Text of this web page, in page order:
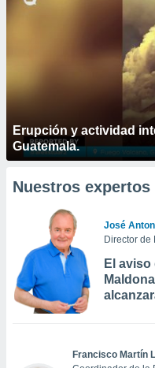
Erupción y actividad
Guatemala.
Nuestros expertos
José
Director de
El
Francisco Martín